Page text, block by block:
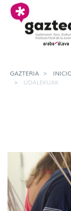
Saltar al
GAZTERIA
UDALEKUAK